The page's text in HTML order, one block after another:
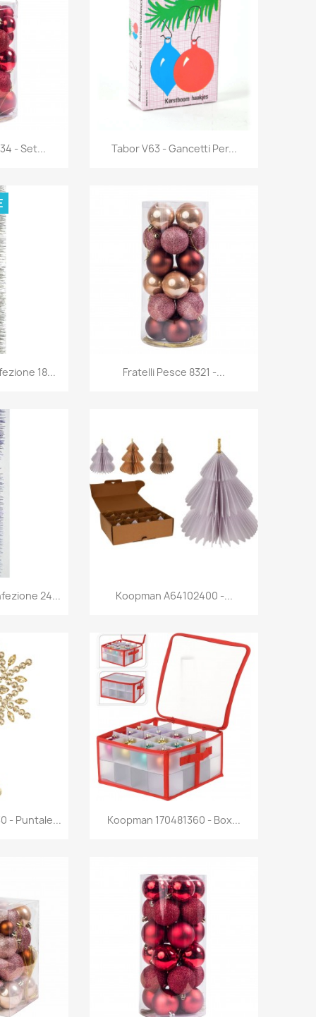
- Set... Anteprima
Tabor V63 - Gancetti Per...
18... Anteprima
Fratelli Pesce 8321 -...
24... Anteprima
Koopman A64102400 -...
- Puntale...  Anteprima
Koopman 170481360 - Box...